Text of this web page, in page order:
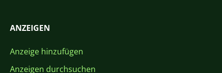
ANZEIGEN
Anzeige hinzufügen
Anzeigen durchsuchen